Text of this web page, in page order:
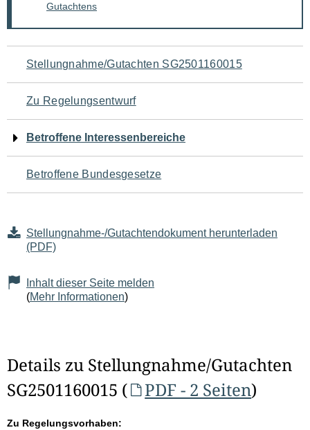
Gutachtens
Navigation
für
den
Seiteninhalt
Stellungnahme/Gutachten SG2501160015
Zu Regelungsentwurf
Betroffene Interessenbereiche
Betroffene Bundesgesetze
Stellungnahme-/Gutachtendokument herunterladen
(PDF)
Inhalt dieser Seite melden
(Mehr Informationen)
Details zu Stellungnahme/Gutachten
SG2501160015 (
PDF - 2 Seiten)
Zu Regelungsvorhaben: